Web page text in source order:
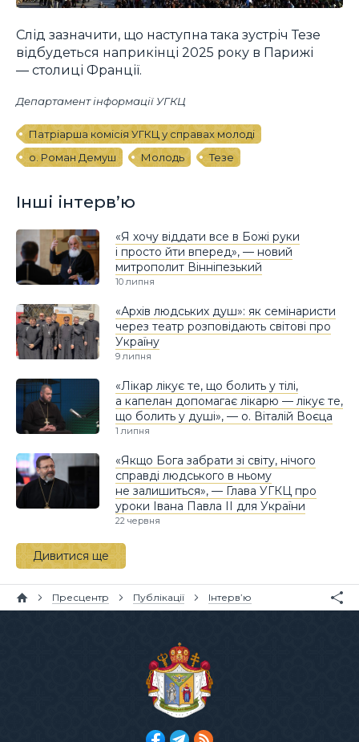
Слід зазначити, що наступна така зустріч Тезе
відбудеться наприкінці 2025 року в Парижі
― столиці Франції.
Департамент інформації УГКЦ
Патріарша комісія УГКЦ у справах молоді
о. Роман Демуш
Молодь Тезе
Інші інтерв’ю
«Я хочу віддати все в Божі руки
і просто йти вперед», — новий
митрополит Вінніпезький
10 липня
«Архів людських душ»: як семінаристи
через театр розповідають світові про
Україну
9 липня
«Лікар лікує те, що болить у тілі,
а капелан допомагає лікарю — лікує те,
що болить у душі», — о. Віталій Воєца
1 липня
«Якщо Бога забрати зі світу, нічого
справді людського в ньому
не залишиться», — Глава УГКЦ про
уроки Івана Павла II для України
22 червня
Дивитися ще
Пресцентр Публікації Інтерв’ю